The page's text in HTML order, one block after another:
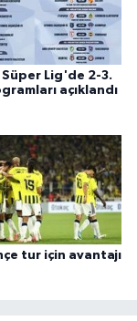
Lig'de 2-3.
açıklandı
tur için avantajı